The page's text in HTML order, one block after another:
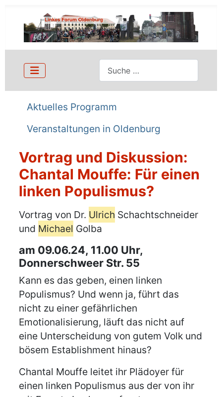
Suchen
Aktuelles Programm
Veranstaltungen in Oldenburg
Vortrag und Diskussion:
Chantal Mouffe: Für einen
linken Populismus?
Details
Vortrag von Dr. Ulrich Schachtschneider
und Michael Golba
am 09.06.24, 11.00 Uhr,
Donnerschweer Str. 55
Kann es das geben, einen linken
Populismus? Und wenn ja, führt das
nicht zu einer gefährlichen
Emotionalisierung, läuft das nicht auf
eine Unterscheidung von gutem Volk und
bösem Establishment hinaus?
Chantal Mouffe leitet ihr Plädoyer für
einen linken Populismus aus der von ihr